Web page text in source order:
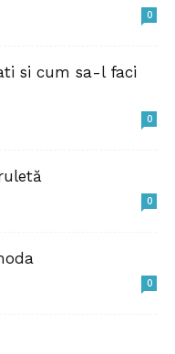
0
si cum sa-l faci
0
0
0